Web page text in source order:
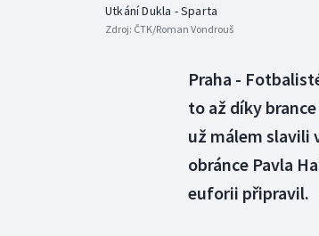
Utkání Dukla - Sparta
Zdroj: ČTK/Roman Vondrouš
Praha -
to až díky
už málem slavili
obránce Pavla
euforii připravil.